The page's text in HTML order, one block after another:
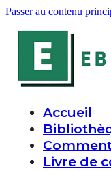
Passer au contenu
Accueil
Livre de